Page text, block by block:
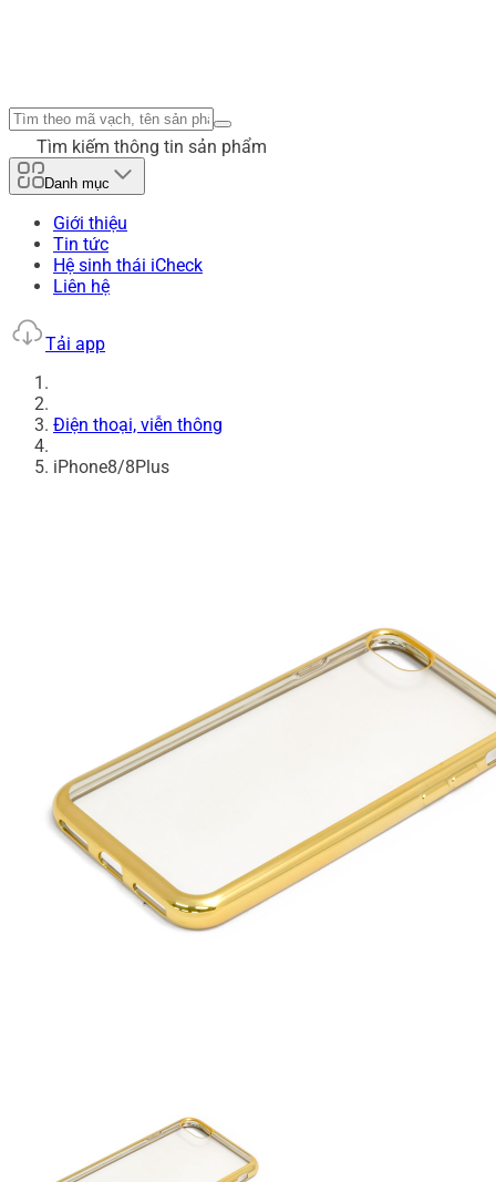
Tìm kiếm thông tin sản phẩm
Danh mục
Giới thiệu
Tin tức
Hệ sinh thái iCheck
Liên hệ
Tải app
Điện thoại, viễn thông
iPhone8/8Plus